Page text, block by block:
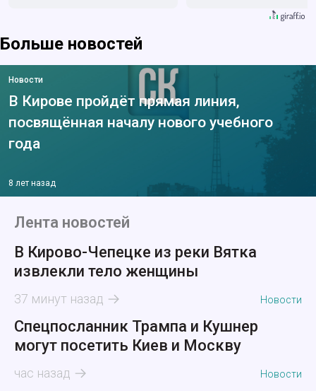
Больше новостей
Новости
В Кирове пройдёт прямая линия,
посвящённая началу нового учебного
года
8 лет назад
Лента новостей
В Кирово-Чепецке из реки Вятка
извлекли тело женщины
37 минут назад Новости
Спецпосланник Трампа и Кушнер
могут посетить Киев и Москву
час назад Новости